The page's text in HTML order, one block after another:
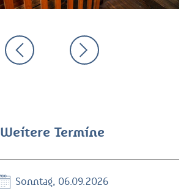
Weitere Termine
Sonntag, 06.09.2026